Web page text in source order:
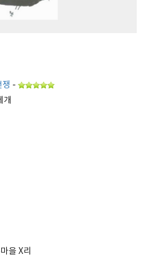
쟁 -
개
을 X리